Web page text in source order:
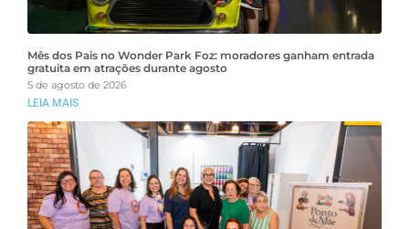
Mês dos Pais no Wonder Park Foz: moradores ganham entrada
gratuita em atrações durante agosto
5 de agosto de 2026
LEIA MAIS